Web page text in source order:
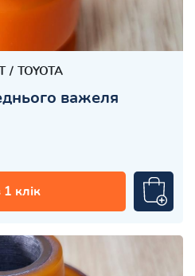
TOYOTA
важеля
клік